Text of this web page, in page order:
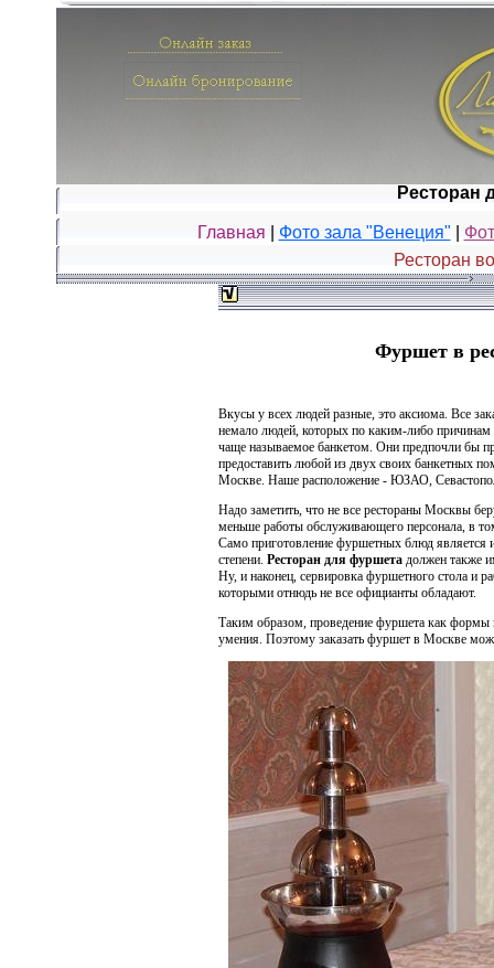
Ресторан
Главная Фото зала "Венеция"
Ресторан
Фуршет в
Вкусы у всех людей разные, это аксиома. Все
немало людей, которых по каким-либо причинам
чаще называемое банкетом. Они предпочли бы
предоставить любой из двух своих банкетных
Москве. Наше расположение - ЮЗАО,
Надо заметить, что не все рестораны Москвы
меньше работы обслуживающего персонала, в
Само приготовление фуршетных блюд является
степени. Ресторан для фуршетадолжен также
Ну, и наконец, сервировка фуршетного стола и
которыми отнюдь не все официанты обладают.
Таким образом, проведение фуршета как формы
умения. Поэтому заказать фуршет в Москве